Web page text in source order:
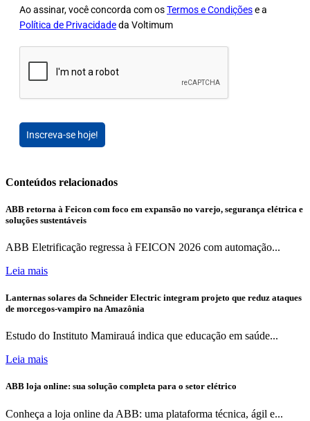
Ao assinar, você concorda com osTermos e Condiçõese a
Política de Privacidadeda Voltimum
Inscreva-se hoje!
Conteúdos relacionados
ABB retorna à Feicon com foco em expansão no varejo, segurança elétrica e
soluções sustentáveis
ABB Eletrificação regressa à FEICON 2026 com automação...
Leia mais
Lanternas solares da Schneider Electric integram projeto que reduz ataques
de morcegos-vampiro na Amazônia
Estudo do Instituto Mamirauá indica que educação em saúde...
Leia mais
ABB loja online: sua solução completa para o setor elétrico
Conheça a loja online da ABB: uma plataforma técnica, ágil e...